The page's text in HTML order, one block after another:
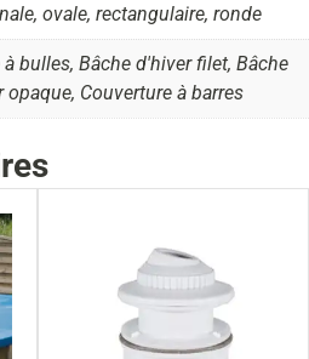
ovale, rectangulaire, ronde
à bulles, Bâche d'hiver filet, Bâche
opaque, Couverture à barres